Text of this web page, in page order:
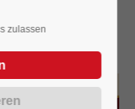
zulassen